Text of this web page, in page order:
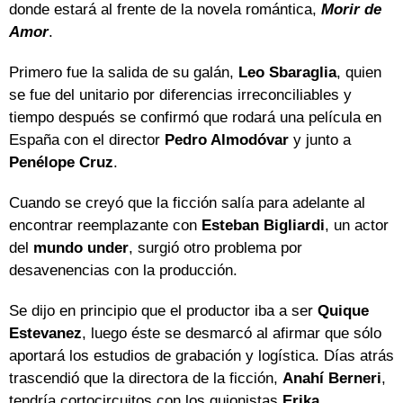
donde estará al frente de la novela romántica, Morir de
Amor.
Primero fue la salida de su galán, Leo Sbaraglia, quien
se fue del unitario por diferencias irreconciliables y
tiempo después se confirmó que rodará una película en
España con el director Pedro Almodóvar y junto a
Penélope Cruz.
Cuando se creyó que la ficción salía para adelante al
encontrar reemplazante con Esteban Bigliardi, un actor
del mundo under, surgió otro problema por
desavenencias con la producción.
Se dijo en principio que el productor iba a ser Quique
Estevanez, luego éste se desmarcó al afirmar que sólo
aportará los estudios de grabación y logística. Días atrás
trascendió que la directora de la ficción, Anahí Berneri,